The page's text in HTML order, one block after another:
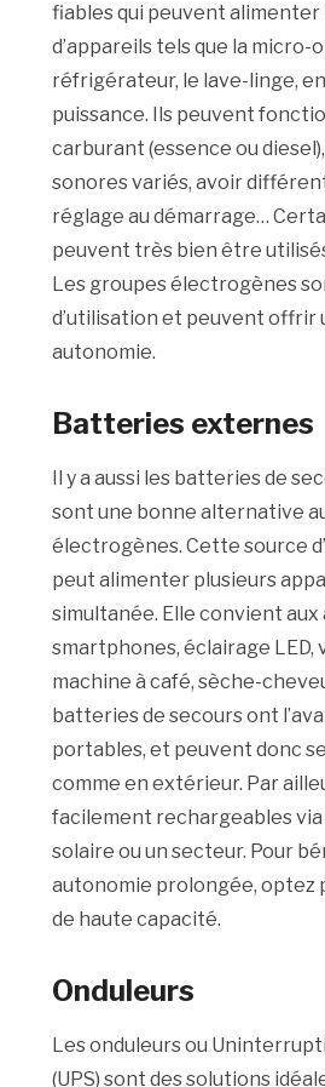
fiables qui peuvent alimenter
d’appareils tels que la micro-
réfrigérateur, le lave-linge,
puissance. Ils peuvent
carburant (essence ou
sonores variés, avoir
réglage au démarrage…
peuvent très bien être
Les groupes électrogènes
d’utilisation et peuvent offrir
autonomie.
Batteries externes
Il y a aussi les batteries de
sont une bonne alternative
électrogènes. Cette source
peut alimenter plusieurs
simultanée. Elle convient aux
smartphones, éclairage LED,
machine à café, sèche-
batteries de secours ont
portables, et peuvent donc
comme en extérieur. Par
facilement rechargeables via
solaire ou un secteur. Pour
autonomie prolongée, optez
de haute capacité.
Onduleurs
Les onduleurs ou
(UPS) sont des solutions